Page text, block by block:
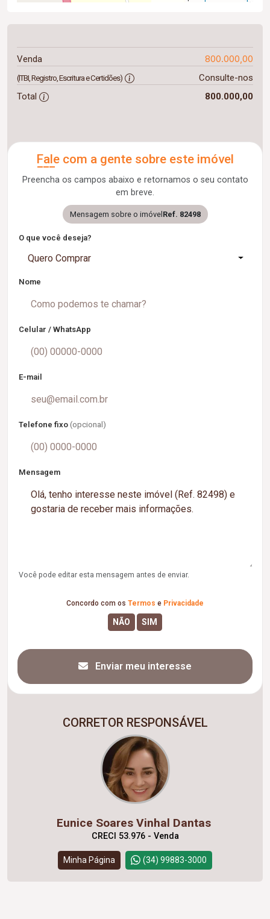
Venda 800.000,00
(ITBI, Registro, Escritura e Certidões)
Consulte-nos
Total
800.000,00
Fale com a gente sobre este imóvel
Preencha os campos abaixo e retornamos o seu contato
em breve.
Mensagem sobre o imóvelRef. 82498
O que você deseja?
Quero Comprar
Nome
Celular / WhatsApp
E-mail
Telefone fixo (opcional)
Mensagem
Você pode editar esta mensagem antes de enviar.
Concordo com os Termos e Privacidade
Enviar meu interesse
CORRETOR RESPONSÁVEL
Eunice Soares Vinhal Dantas
CRECI 53.976 - Venda
Minha Página (34) 99883-3000